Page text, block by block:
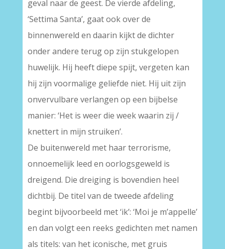
geval naar de geest. De vierde afdeling,
‘Settima Santa’, gaat ook over de
binnenwereld en daarin kijkt de dichter
onder andere terug op zijn stukgelopen
huwelijk. Hij heeft diepe spijt, vergeten kan
hij zijn voormalige geliefde niet. Hij uit zijn
onvervulbare verlangen op een bijbelse
manier: ‘Het is weer die week waarin zij /
knettert in mijn struiken’.
De buitenwereld met haar terrorisme,
onnoemelijk leed en oorlogsgeweld is
dreigend. Die dreiging is bovendien heel
dichtbij. De titel van de tweede afdeling
begint bijvoorbeeld met ‘ik’: ‘Moi je m’appelle’
en dan volgt een reeks gedichten met namen
als titels: van het iconische, met gruis